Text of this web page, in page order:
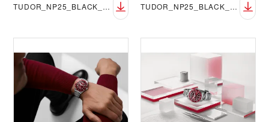
TUDOR_NP25_BLACK_BAY_58_LIFESTYLE-5 TUDOR_NP25_BLACK_BAY_58_LIFESTYLE-6